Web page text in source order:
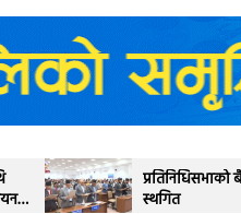
बैठक साउन २२ गतेसम्मका लागि